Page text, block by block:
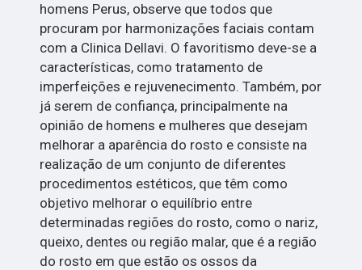
homens Perus, observe que todos que
procuram por harmonizações faciais contam
com a Clinica Dellavi. O favoritismo deve-se a
características, como tratamento de
imperfeições e rejuvenecimento. Também, por
já serem de confiança, principalmente na
opinião de homens e mulheres que desejam
melhorar a aparência do rosto e consiste na
realização de um conjunto de diferentes
procedimentos estéticos, que têm como
objetivo melhorar o equilíbrio entre
determinadas regiões do rosto, como o nariz,
queixo, dentes ou região malar, que é a região
do rosto em que estão os ossos da